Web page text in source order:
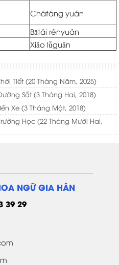
Cháfáng yuán
Bātái rényuán
Xiǎo lǚguǎn
Tiết(20 Tháng Năm, 2025)
Sắt(3 Tháng Hai, 2018)
Xe(3 Tháng Một, 2018)
Học(22 Tháng Mười Hai,
NGỮ GIA HÂN
39 29